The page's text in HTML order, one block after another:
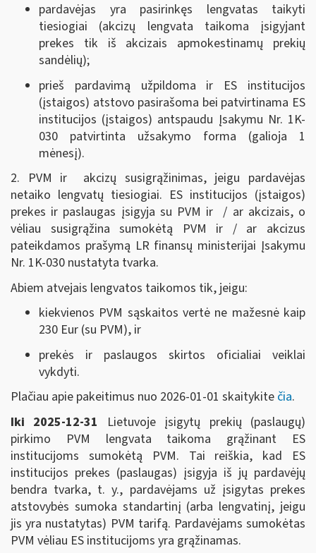
pardavėjas yra pasirinkęs lengvatas taikyti
tiesiogiai (akcizų lengvata taikoma įsigyjant
prekes tik iš akcizais apmokestinamų prekių
sandėlių);
prieš pardavimą užpildoma ir ES institucijos
(įstaigos) atstovo pasirašoma bei patvirtinama ES
institucijos (įstaigos) antspaudu Įsakymu Nr. 1K-
030 patvirtinta užsakymo forma (galioja 1
mėnesį).
2. PVM ir akcizų susigrąžinimas, jeigu pardavėjas
netaiko lengvatų tiesiogiai. ES institucijos (įstaigos)
prekes ir paslaugas įsigyja su PVM ir / ar akcizais, o
vėliau susigrąžina sumokėtą PVM ir / ar akcizus
pateikdamos prašymą LR finansų ministerijai Įsakymu
Nr. 1K-030 nustatyta tvarka.
Abiem atvejais lengvatos taikomos tik, jeigu:
kiekvienos PVM sąskaitos vertė ne mažesnė kaip
230 Eur (su PVM), ir
prekės ir paslaugos skirtos oficialiai veiklai
vykdyti.
Plačiau apie pakeitimus nuo 2026-01-01 skaitykite čia.
Iki 2025-12-31 Lietuvoje įsigytų prekių (paslaugų)
pirkimo PVM lengvata taikoma grąžinant ES
institucijoms sumokėtą PVM. Tai reiškia, kad ES
institucijos prekes (paslaugas) įsigyja iš jų pardavėjų
bendra tvarka, t. y., pardavėjams už įsigytas prekes
atstovybės sumoka standartinį (arba lengvatinį, jeigu
jis yra nustatytas) PVM tarifą. Pardavėjams sumokėtas
PVM vėliau ES institucijoms yra grąžinamas.